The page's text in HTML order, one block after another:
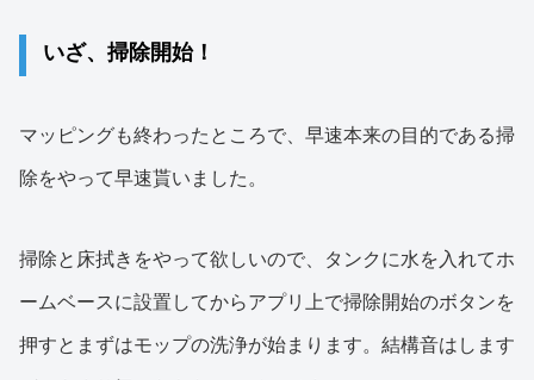
いざ、掃除開始！
マッピングも終わったところで、早速本来の目的である掃
除をやって早速貰いました。
掃除と床拭きをやって欲しいので、タンクに水を入れてホ
ームベースに設置してからアプリ上で掃除開始のボタンを
押すとまずはモップの洗浄が始まります。結構音はします